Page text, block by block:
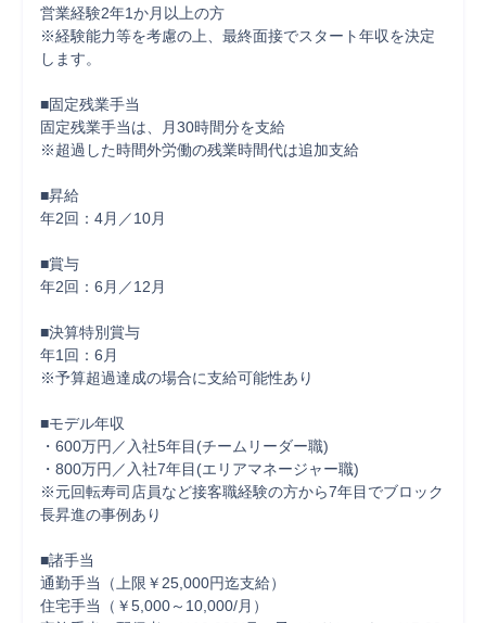
営業経験2年1か月以上の方
※経験能力等を考慮の上、最終面接でスタート年収を決定
します。
■固定残業手当
固定残業手当は、月30時間分を支給
※超過した時間外労働の残業時間代は追加支給
■昇給
年2回：4月／10月
■賞与
年2回：6月／12月
■決算特別賞与
年1回：6月
※予算超過達成の場合に支給可能性あり
■モデル年収
・600万円／入社5年目(チームリーダー職)
・800万円／入社7年目(エリアマネージャー職)
※元回転寿司店員など接客職経験の方から7年目でブロック
長昇進の事例あり
■諸手当
通勤手当（上限￥25,000円迄支給）
住宅手当（￥5,000～10,000/月）